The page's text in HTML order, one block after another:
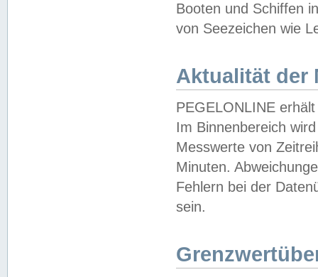
Booten und Schiffen
von Seezeichen wie
Aktualität der
PEGELONLINE
Im Binnenbereich
Messwerte von
Minuten.
Fehlern bei der
sein.